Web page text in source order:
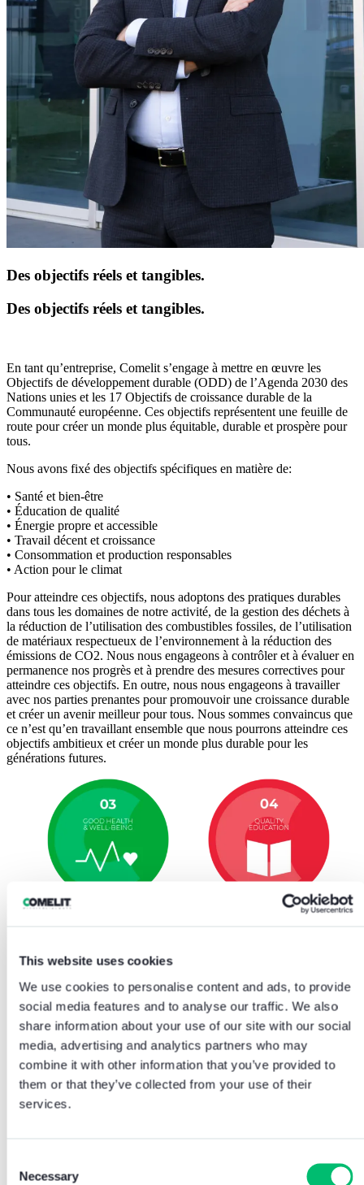
This website uses cookies
We use cookies to personalise content and ads, to provide
social media features and to analyse our traffic. We also
share information about your use of our site with our social
media, advertising and analytics partners who may
combine it with other information that you’ve provided to
them or that they’ve collected from your use of their
services.
Selection
Necessary
Des objectifs réels et tangibles.
Des objectifs réels et tangibles.
En tant qu’entreprise, Comelit s’engage à mettre en œuvre les
Objectifs de développement durable (ODD) de l’Agenda 2030 des
Nations unies et les 17 Objectifs de croissance durable de la
Communauté européenne. Ces objectifs représentent une feuille de
route pour créer un monde plus équitable, durable et prospère pour
tous.
Nous avons fixé des objectifs spécifiques en matière de:
• Santé et bien-être
• Éducation de qualité
• Énergie propre et accessible
• Travail décent et croissance
• Consommation et production responsables
• Action pour le climat
Pour atteindre ces objectifs, nous adoptons des pratiques durables
dans tous les domaines de notre activité, de la gestion des déchets à
la réduction de l’utilisation des combustibles fossiles, de l’utilisation
de matériaux respectueux de l’environnement à la réduction des
émissions de CO2. Nous nous engageons à contrôler et à évaluer en
permanence nos progrès et à prendre des mesures correctives pour
atteindre ces objectifs. En outre, nous nous engageons à travailler
avec nos parties prenantes pour promouvoir une croissance durable
et créer un avenir meilleur pour tous. Nous sommes convaincus que
ce n’est qu’en travaillant ensemble que nous pourrons atteindre ces
objectifs ambitieux et créer un monde plus durable pour les
générations futures.